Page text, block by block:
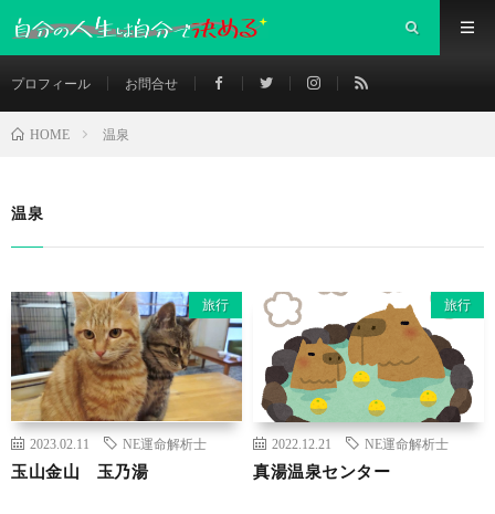
プロフィール お問合せ
HOME 温泉
温泉
旅行
2023.02.11 NE運命解析士
玉山金山 玉乃湯
旅行
2022.12.21 NE運命解析士
真湯温泉センター